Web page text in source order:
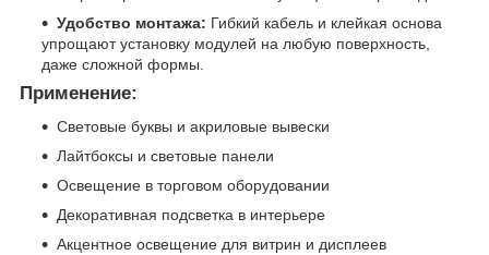
Удобство монтажа: Гибкий кабель и клейкая основа
упрощают установку модулей на любую поверхность,
даже сложной формы.
Применение:
Световые буквы и акриловые вывески
Лайтбоксы и световые панели
Освещение в торговом оборудовании
Декоративная подсветка в интерьере
Акцентное освещение для витрин и дисплеев